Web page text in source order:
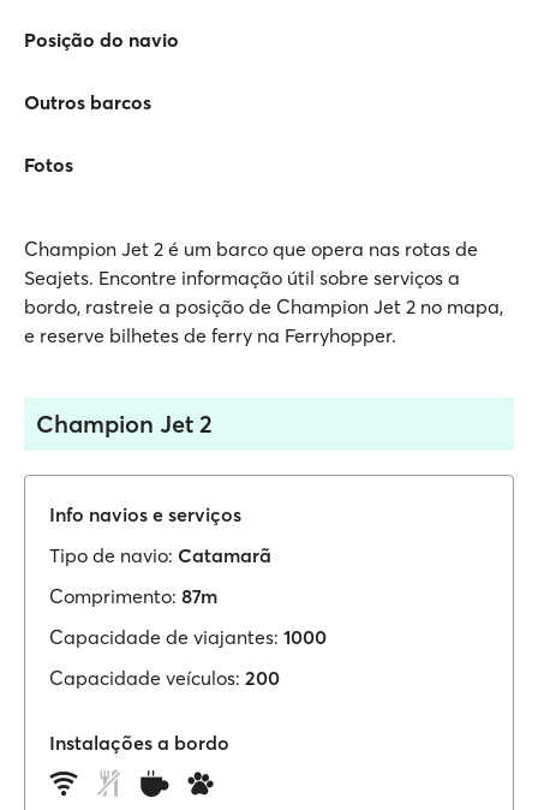
Posição do navio
Outros barcos
Fotos
Champion Jet 2 é um barco que opera nas rotas de
Seajets. Encontre informação útil sobre serviços a
bordo, rastreie a posição de Champion Jet 2 no mapa,
e reserve bilhetes de ferry na Ferryhopper.
Champion Jet 2
Info navios e serviços
Tipo de navio: Catamarã
Comprimento: 87m
Capacidade de viajantes: 1000
Capacidade veículos: 200
Instalações a bordo